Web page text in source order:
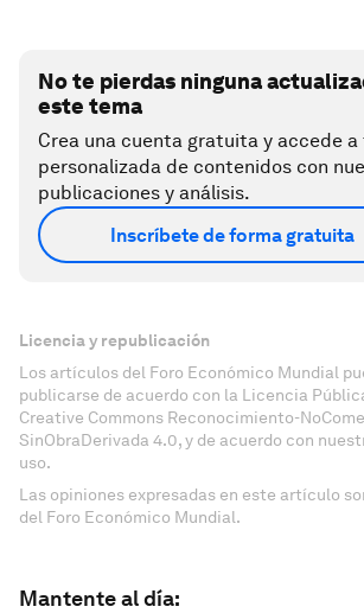
No te pierdas ninguna
este tema
Crea una cuenta gratuita y accede
personalizada de contenidos con
publicaciones y análisis.
Inscríbete de forma gratuita
Licencia y republicación
Los artículos del Foro Económico Mundial
publicarse de acuerdo con la Licencia
Creative Commons Reconocimiento-
SinObraDerivada 4.0, y de acuerdo con
uso.
Las opiniones expresadas en este artículo
del Foro Económico Mundial.
Mantente al día: